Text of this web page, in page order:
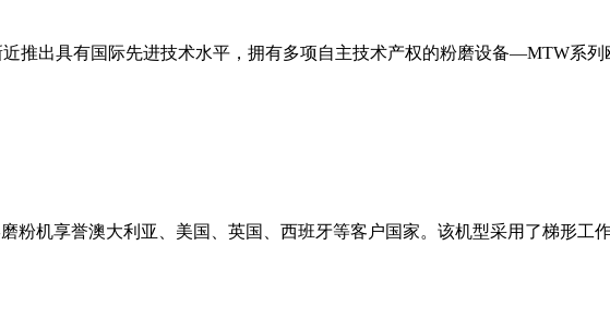
推出具有国际先进技术水平，拥有多项自主技术产权的粉磨设备—MTW系
粉机享誉澳大利亚、美国、英国、西班牙等客户国家。该机型采用了梯形